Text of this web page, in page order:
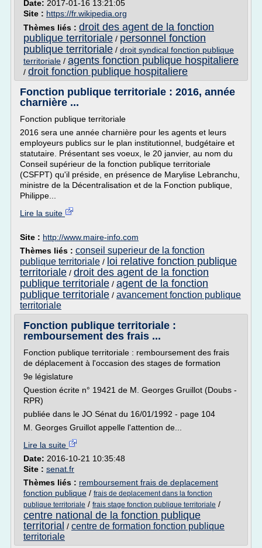
Date: 2017-01-16 13:21:05
Site : https://fr.wikipedia.org
Thèmes liés : droit des agent de la fonction
publique territoriale / personnel fonction
publique territoriale / droit syndical fonction publique
territoriale / agents fonction publique hospitaliere
/ droit fonction publique hospitaliere
Fonction publique territoriale : 2016, année
charnière ...
Fonction publique territoriale
2016 sera une année charnière pour les agents et leurs
employeurs publics sur le plan institutionnel, budgétaire et
statutaire. Présentant ses voeux, le 20 janvier, au nom du
Conseil supérieur de la fonction publique territoriale
(CSFPT) qu'il préside, en présence de Marylise Lebranchu,
ministre de la Décentralisation et de la Fonction publique,
Philippe...
Lire la suite
Site : http://www.maire-info.com
Thèmes liés : conseil superieur de la fonction
publique territoriale / loi relative fonction publique
territoriale / droit des agent de la fonction
publique territoriale / agent de la fonction
publique territoriale / avancement fonction publique
territoriale
Fonction publique territoriale :
remboursement des frais ...
Fonction publique territoriale : remboursement des frais
de déplacement à l'occasion des stages de formation
9e législature
Question écrite n° 19421 de M. Georges Gruillot (Doubs -
RPR)
publiée dans le JO Sénat du 16/01/1992 - page 104
M. Georges Gruillot appelle l'attention de...
Lire la suite
Date: 2016-10-21 10:35:48
Site : senat.fr
Thèmes liés : remboursement frais de deplacement
fonction publique / frais de deplacement dans la fonction
publique territoriale / frais stage fonction publique territoriale /
centre national de la fonction publique
territorial / centre de formation fonction publique
territoriale